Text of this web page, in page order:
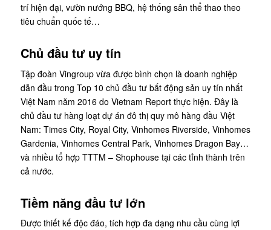
trí hiện đại, vườn nướng BBQ, hệ thống sân thể thao theo
tiêu chuẩn quốc tế…
Chủ đầu tư uy tín
Tập đoàn Vingroup vừa được bình chọn là doanh nghiệp
dẫn đầu trong Top 10 chủ đầu tư bất động sản uy tín nhất
Việt Nam năm 2016 do Vietnam Report thực hiện. Đây là
chủ đầu tư hàng loạt dự án đô thị quy mô hàng đầu Việt
Nam: Times City, Royal City, Vinhomes Riverside, Vinhomes
Gardenia, Vinhomes Central Park, Vinhomes Dragon Bay…
và nhiều tổ hợp TTTM – Shophouse tại các tỉnh thành trên
cả nước.
Tiềm năng đầu tư lớn
Được thiết kế độc đáo, tích hợp đa dạng nhu cầu cùng lợi